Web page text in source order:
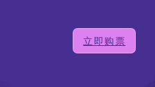
立即购票